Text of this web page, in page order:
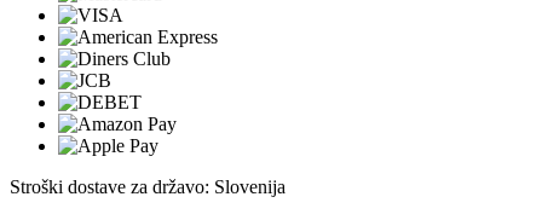
Stroški dostave za državo: Slovenija